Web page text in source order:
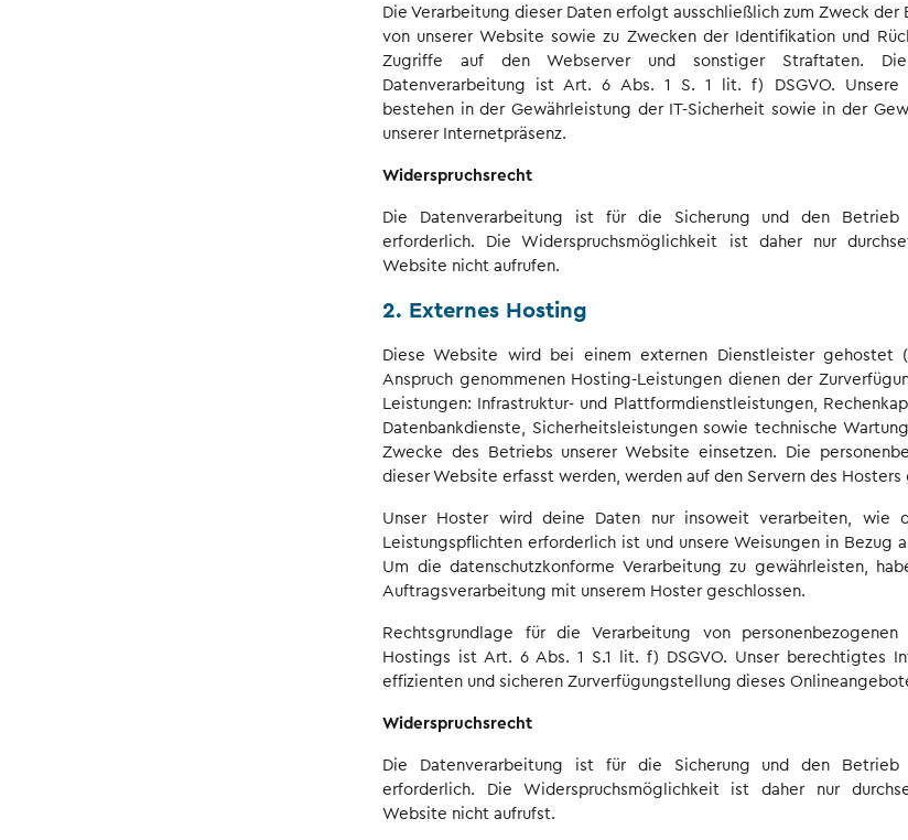
Die Verarbeitung dieser Daten erfolgt ausschließlich zum Zweck
von unserer Website sowie zu Zwecken der Identifikation und
Zugriffe auf den Webserver und sonstiger Straftaten.
Datenverarbeitung ist Art. 6 Abs. 1 S. 1 lit. f) DSGVO. Unsere
bestehen in der Gewährleistung der IT-Sicherheit sowie in der
unserer Internetpräsenz.
Widerspruchsrecht
Die Datenverarbeitung ist für die Sicherung und den Betrieb
erforderlich. Die Widerspruchsmöglichkeit ist daher nur
Website nicht aufrufen.
2. Externes Hosting
Diese Website wird bei einem externen Dienstleister gehostet
Anspruch genommenen Hosting-Leistungen dienen der
Leistungen: Infrastruktur- und Plattformdienstleistungen,
Datenbankdienste, Sicherheitsleistungen sowie technische
Zwecke des Betriebs unserer Website einsetzen. Die
dieser Website erfasst werden, werden auf den Servern des Hosters
Unser Hoster wird deine Daten nur insoweit verarbeiten, wie
Leistungspflichten erforderlich ist und unsere Weisungen in Bezug
Um die datenschutzkonforme Verarbeitung zu gewährleisten,
Auftragsverarbeitung mit unserem Hoster geschlossen.
Rechtsgrundlage für die Verarbeitung von
Hostings ist Art. 6 Abs. 1 S.1 lit. f) DSGVO. Unser berechtigtes
effizienten und sicheren Zurverfügungstellung dieses
Widerspruchsrecht
Die Datenverarbeitung ist für die Sicherung und den Betrieb
erforderlich. Die Widerspruchsmöglichkeit ist daher nur
Website nicht aufrufst.